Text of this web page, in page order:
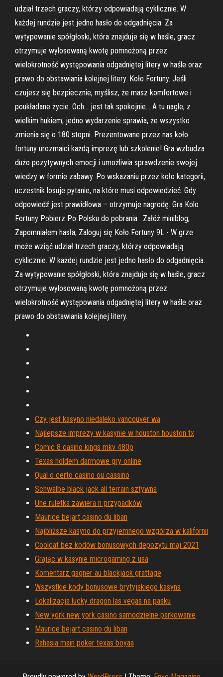
udział trzech graczy, którzy odpowiadają cyklicznie. W
każdej rundzie jest jedno hasło do odgadnięcia. Za
wytypowanie spółgłoski, która znajduje się w haśle, gracz
otrzymuje wylosowaną kwotę pomnożoną przez
wielokrotność występowania odgadniętej litery w haśle oraz
prawo do obstawiania kolejnej litery. Koło Fortuny. Jeśli
czujesz się bezpiecznie, myślisz, że masz komfortowe i
poukładane życie. Och… jest tak spokojnie… A tu nagle, z
wielkim hukiem, jedno wydarzenie sprawia, że wszystko
zmienia się o 180 stopni. Prezentowane przez nas koło
fortuny urozmaici każdą imprezę lub szkolenie! Gra wzbudza
dużo pozytywnych emocji i umożliwia sprawdzenie swojej
wiedzy w formie zabawy. Po wskazaniu przez koło kategorii,
uczestnik losuje pytanie, na które musi odpowiedzieć. Gdy
odpowiedź jest prawidłowa – otrzymuje nagrodę. Gra Kolo
Fortuny Pobierz Po Polsku do pobrania . Załóż miniblog;
Zapomniałem hasła; Zaloguj się Koło Fortuny 9L - W grze
może wziąć udział trzech graczy, którzy odpowiadają
cyklicznie. W każdej rundzie jest jedno hasło do odgadnięcia.
Za wytypowanie spółgłoski, która znajduje się w haśle, gracz
otrzymuje wylosowaną kwotę pomnożoną przez
wielokrotność występowania odgadniętej litery w haśle oraz
prawo do obstawiania kolejnej litery.
Czy jest kasyno niedaleko vancouver wa
Najlepsze imprezy w kasynie w houston houston tx
Comic 8 casino kings mkv 480p
Texas holdem darmowe gry online
Qual o certo casino ou cassino
Schwalbe black jack all terrain sztywna
Une ruletka zawiera n przypadków
Maurice bejart casino du liban
Najbliższe kasyno do przyjemnego wzgórza w kalifornii
Coolcat bez kodów bonusowych depozytu maj 2021
Grając w kasynie microgaming z usa
Komentarz gagner au blackjack grattage
Wszystkie kody bonusowe brytyjskiego kasyna
Lokalizacja lucky dragon las vegas na pasku
New york new york casino samodzielne parkowanie
Maurice bejart casino du liban
Rahasia main poker texas boyaa